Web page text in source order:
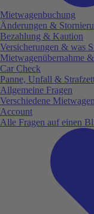
Mietwagenbuchung
Änderungen &
Bezahlung & Kaution
Versicherungen & was
Mietwagenübernahme
Car Check
Panne, Unfall &
Allgemeine Fragen
Verschiedene
Account
Alle Fragen auf einen